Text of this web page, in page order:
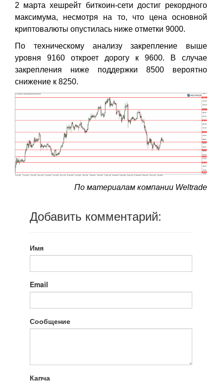
2 марта хешрейт биткоин-сети достиг рекордного
максимума, несмотря на то, что цена основной
криптовалюты опустилась ниже отметки 9000.
По техническому анализу закрепление выше
уровня 9160 откроет дорогу к 9600. В случае
закрепления ниже поддержки 8500 вероятно
снижение к 8250.
По материалам компании Weltrade
Добавить комментарий:
Имя
Email
Сообщение
Капча